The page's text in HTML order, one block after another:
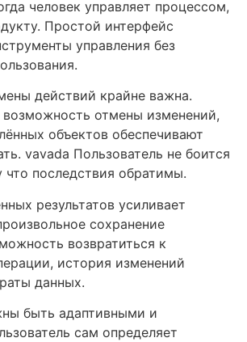
человек управляет процессом,
Простой интерфейс
управления без
действий крайне важна.
возможность отмены изменений,
объектов обеспечивают
vavada Пользователь не боится
что последствия обратимы.
результатов усиливает
сохранение
возвратиться к
история изменений
данных.
быть адаптивными и
сам определяет